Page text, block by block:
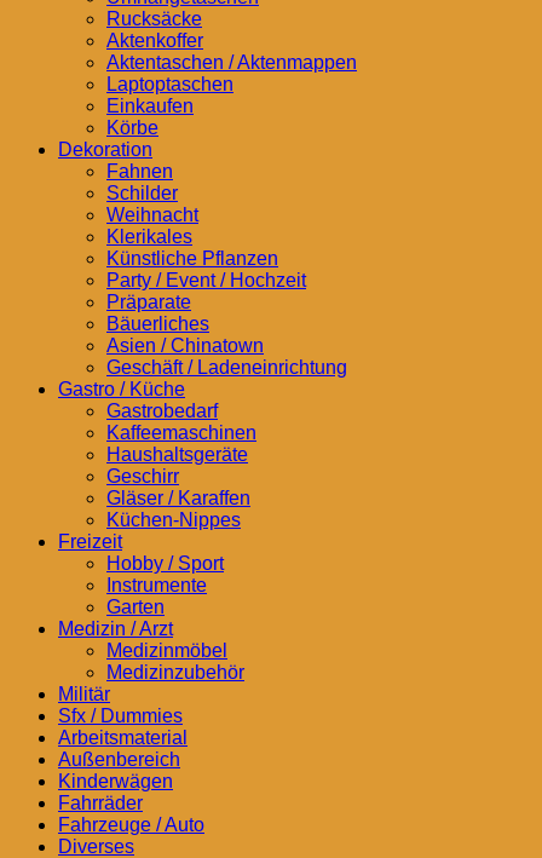
Rucksäcke
Aktenkoffer
Aktentaschen / Aktenmappen
Laptoptaschen
Einkaufen
Körbe
Dekoration
Fahnen
Schilder
Weihnacht
Klerikales
Künstliche Pflanzen
Party / Event / Hochzeit
Präparate
Bäuerliches
Asien / Chinatown
Geschäft / Ladeneinrichtung
Gastro / Küche
Gastrobedarf
Kaffeemaschinen
Haushaltsgeräte
Geschirr
Gläser / Karaffen
Küchen-Nippes
Freizeit
Hobby / Sport
Instrumente
Garten
Medizin / Arzt
Medizinmöbel
Medizinzubehör
Militär
Sfx / Dummies
Arbeitsmaterial
Außenbereich
Kinderwägen
Fahrräder
Fahrzeuge / Auto
Diverses